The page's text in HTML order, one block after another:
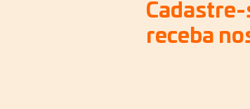
Cadastre-
receba